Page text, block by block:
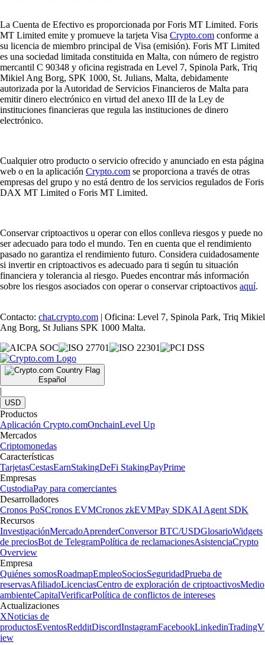
La Cuenta de Efectivo es proporcionada por Foris MT Limited. Foris
MT Limited emite y promueve la tarjeta Visa Crypto.com conforme a
su licencia de miembro principal de Visa (emisión). Foris MT Limited
es una sociedad limitada constituida en Malta, con número de registro
mercantil C 90348 y oficina registrada en Level 7, Spinola Park, Triq
Mikiel Ang Borg, SPK 1000, St. Julians, Malta, debidamente
autorizada por la Autoridad de Servicios Financieros de Malta para
emitir dinero electrónico en virtud del anexo III de la Ley de
instituciones financieras que regula las instituciones de dinero
electrónico.
Cualquier otro producto o servicio ofrecido y anunciado en esta página
web o en la aplicación Crypto.com se proporciona a través de otras
empresas del grupo y no está dentro de los servicios regulados de Foris
DAX MT Limited o Foris MT Limited.
Conservar criptoactivos u operar con ellos conlleva riesgos y puede no
ser adecuado para todo el mundo. Ten en cuenta que el rendimiento
pasado no garantiza el rendimiento futuro. Considera cuidadosamente
si invertir en criptoactivos es adecuado para ti según tu situación
financiera y tolerancia al riesgo. Puedes encontrar más información
sobre los riesgos asociados con operar o conservar criptoactivos aquí.
Contacto: chat.crypto.com | Oficina: Level 7, Spinola Park, Triq Mikiel
Ang Borg, St Julians SPK 1000 Malta.
Español
|
USD
Productos
Aplicación Crypto.comOnchainLevel Up
Mercados
Criptomonedas
Características
TarjetasCestasEarnStakingDeFi StakingPayPrime
Empresas
CustodiaPay para comerciantes
Desarrolladores
Cronos PoSCronos EVMCronos zkEVMPay SDKAI Agent SDK
Recursos
InvestigaciónMercadoAprenderConversor BTC/USDGlosarioWidgets
de preciosBot de TelegramPolítica de reclamacionesAsistenciaCrypto
Overview
Empresa
Quiénes somosRoadmapEmpleoSociosSeguridadPrueba de
reservasAfiliadoLicenciasCentro de exploración de criptoactivosMedio
ambienteCapitalVerificarPolítica de conflictos de intereses
Actualizaciones
XNoticias de
productosEventosRedditDiscordInstagramFacebookLinkedinTradingV
iew